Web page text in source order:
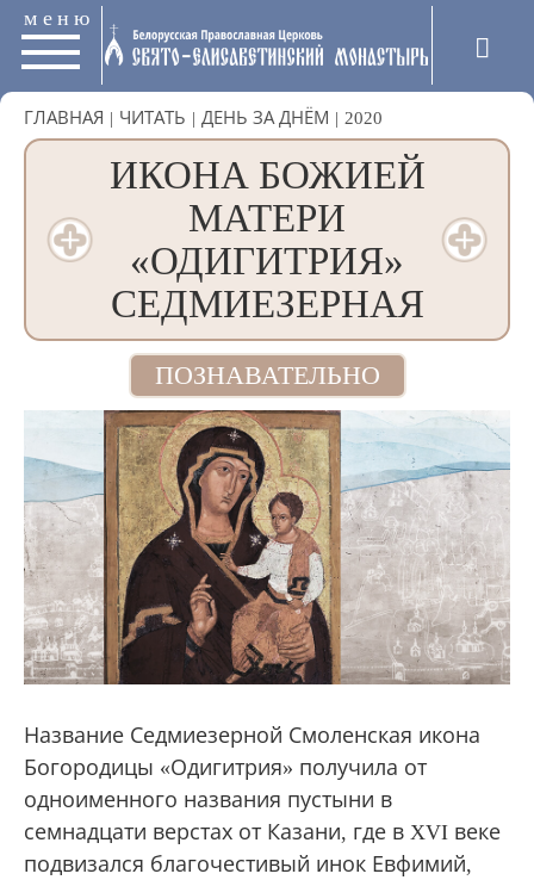
меню
ГЛАВНАЯ | ЧИТАТЬ | ДЕНЬ ЗА ДНЁМ | 2020
ИКОНА БОЖИЕЙ
МАТЕРИ
«ОДИГИТРИЯ»
СЕДМИЕЗЕРНАЯ
ПОЗНАВАТЕЛЬНО
Название Седмиезерной Смоленская икона
Богородицы «Одигитрия» получила от
одноименного названия пустыни в
семнадцати верстах от Казани, где в XVI веке
подвизался благочестивый инок Евфимий,